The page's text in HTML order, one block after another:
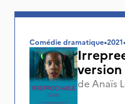
Comédie dramatique•2021
de Anaïs